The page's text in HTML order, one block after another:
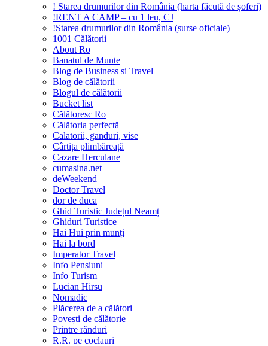
! Starea drumurilor din România (harta făcută de șoferi)
!RENT A CAMP – cu 1 leu, CJ
!Starea drumurilor din România (surse oficiale)
1001 Călătorii
About Ro
Banatul de Munte
Blog de Business si Travel
Blog de călătorii
Blogul de călătorii
Bucket list
Călătoresc Ro
Călătoria perfectă
Calatorii, ganduri, vise
Cârtița plimbăreață
Cazare Herculane
cumasina.net
deWeekend
Doctor Travel
dor de duca
Ghid Turistic Județul Neamț
Ghiduri Turistice
Hai Hui prin munți
Hai la bord
Imperator Travel
Info Pensiuni
Info Turism
Lucian Hirsu
Nomadic
Plăcerea de a călători
Povești de călătorie
Printre rânduri
R.R. pe coclauri